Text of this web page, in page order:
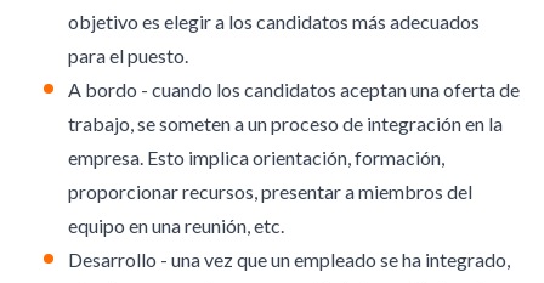
objetivo es elegir a los candidatos más adecuados
para el puesto.
A bordo - cuando los candidatos aceptan una oferta de
trabajo, se someten a un proceso de integración en la
empresa. Esto implica orientación, formación,
proporcionar recursos, presentar a miembros del
equipo en una reunión, etc.
Desarrollo - una vez que un empleado se ha integrado,